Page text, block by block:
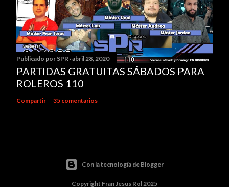
Publicado por SPR abril 28, 2020
PARTIDAS GRATUITAS SÁBADOS PARA
ROLEROS 110
Compartir 35 comentarios
Con la tecnología de Blogger
Copyright Fran Jesus Rol 2025